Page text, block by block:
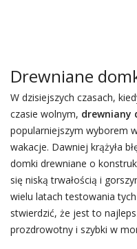
Drewniane
W dzisiejszych czasach,
czasie wolnym, drewniany
popularniejszym wyborem
wakacje. Dawniej krążyła
domki drewniane o
się niską trwałością i
wielu latach testowania
stwierdzić, że jest to
prozdrowotny i szybki w